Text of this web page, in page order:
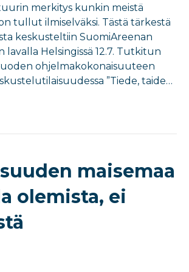
merkitys kunkin meistä
tullut ilmiselväksi. Tästä tärkestä
keskusteltiin SuomiAreenan
lavalla Helsingissä 12.7. Tutkitun
ohjelmakokonaisuuteen
”Tiede, taide…
maisemaa
olemista, ei